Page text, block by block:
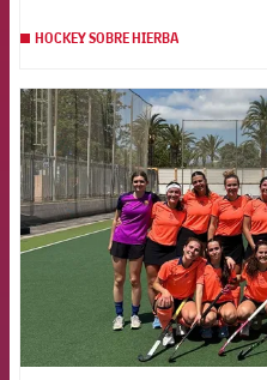
HOCKEY SOBRE HIERBA